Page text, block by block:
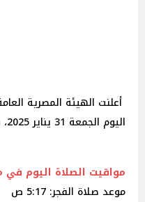
أعلنت الهيئة المصرية
اليوم الجمعة 31 يناير 2025، في القاهرة والمحافظات.
مواقيت الصلاة اليوم في
موعد صلاة الفجر: 5:17 ص